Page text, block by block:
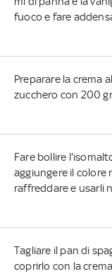
fuoco e fare
Preparare la crema
zucchero con 200
Fare bollire
aggiungere il colore
raffreddare e usarli
Tagliare il pan di
coprirlo con la